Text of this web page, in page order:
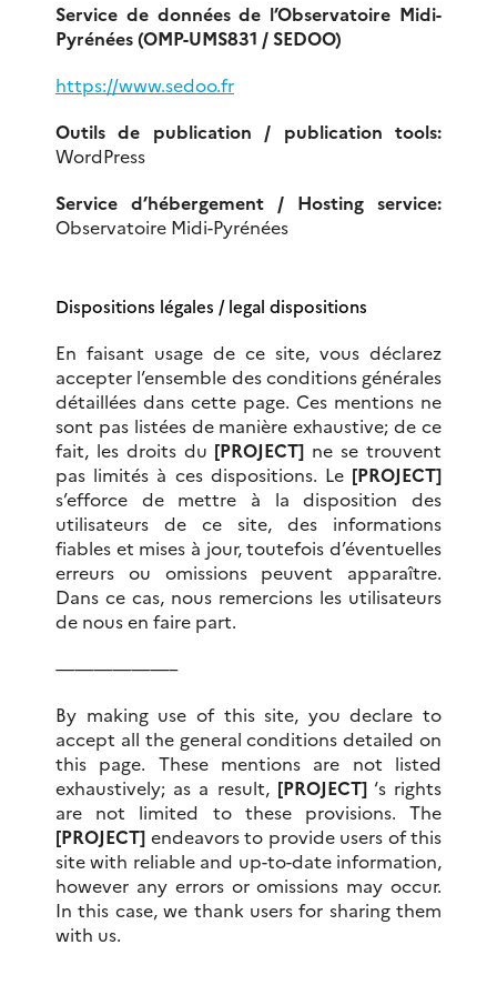
Service de données de l’Observatoire Midi-
Pyrénées (OMP-UMS831 / SEDOO)
https://www.sedoo.fr
Outils de publication / publication tools:
WordPress
Service d’hébergement / Hosting service:
Observatoire Midi-Pyrénées
Dispositions légales /legal dispositions
En faisant usage de ce site, vous déclarez
accepter l’ensemble des conditions générales
détaillées dans cette page. Ces mentions ne
sont pas listées de manière exhaustive; de ce
fait, les droits du [PROJECT] ne se trouvent
pas limités à ces dispositions. Le [PROJECT]
s’efforce de mettre à la disposition des
utilisateurs de ce site, des informations
fiables et mises à jour, toutefois d’éventuelles
erreurs ou omissions peuvent apparaître.
Dans ce cas, nous remercions les utilisateurs
de nous en faire part.
——————–
By making use of this site, you declare to
accept all the general conditions detailed on
this page. These mentions are not listed
exhaustively; as a result, [PROJECT]‘s rights
are not limited to these provisions. The
[PROJECT] endeavors to provide users of this
site with reliable and up-to-date information,
however any errors or omissions may occur.
In this case, we thank users for sharing them
with us.